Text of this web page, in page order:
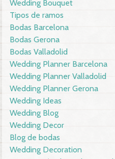
Wedding Bouquet
Tipos de ramos
Bodas Barcelona
Bodas Gerona
Bodas Valladolid
Wedding Planner Barcelona
Wedding Planner Valladolid
Wedding Planner Gerona
Wedding Ideas
Wedding Blog
Wedding Decor
Blog de bodas
Wedding Decoration